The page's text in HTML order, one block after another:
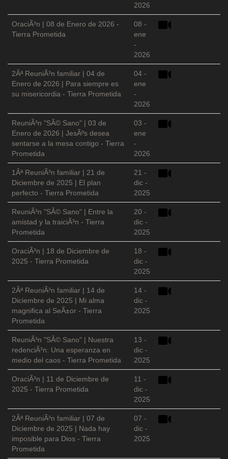
2026
OraciÃ³n | 08 de Enero de 2026 -
Tierra Prometida
08 -
ene
-
2026
2Âª ReuniÃ³n familiar | 04 de
Enero de 2026 | Para siempre es
su misericordia - Tierra Prometida
04 -
ene
-
2026
ReuniÃ³n "SÃ© Sano" | 03 de
Enero de 2026 | JesÃºs desea
sentarse a la mesa contigo - Tierra
Prometida
03 -
ene
-
2026
1Âª ReuniÃ³n familiar | 21 de
Diciembre de 2025 | El plan
perfecto - Tierra Prometida
21 -
dic -
2025
ReuniÃ³n "SÃ© Sano" | Entre la
amistad y la traiciÃ³n - Tierra
Prometida
20 -
dic -
2025
OraciÃ³n | 18 de Diciembre de
2025 - Tierra Prometida
18 -
dic -
2025
2Âª ReuniÃ³n familiar | 14 de
Diciembre de 2025 | Mi alma
magnifica al SeÃ±or - Tierra
Prometida
14 -
dic -
2025
ReuniÃ³n "SÃ© Sano" | Nuestra
redenciÃ³n: Una esperanza en
medio del caos - Tierra Prometida
13 -
dic -
2025
OraciÃ³n | 11 de Diciembre de
2025 - Tierra Prometida
11 -
dic -
2025
2Âª ReuniÃ³n familiar | 07 de
Diciembre de 2025 | Nada hay
imposible para Dios - Tierra
Prometida
07 -
dic -
2025